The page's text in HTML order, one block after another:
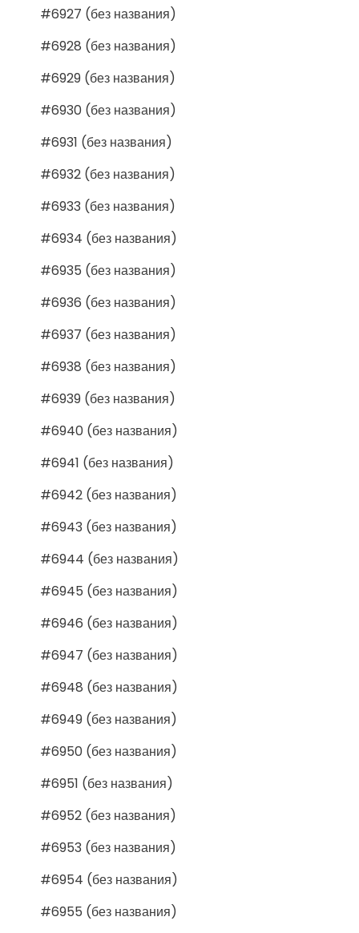
#6927 (без названия)
#6928 (без названия)
#6929 (без названия)
#6930 (без названия)
#6931 (без названия)
#6932 (без названия)
#6933 (без названия)
#6934 (без названия)
#6935 (без названия)
#6936 (без названия)
#6937 (без названия)
#6938 (без названия)
#6939 (без названия)
#6940 (без названия)
#6941 (без названия)
#6942 (без названия)
#6943 (без названия)
#6944 (без названия)
#6945 (без названия)
#6946 (без названия)
#6947 (без названия)
#6948 (без названия)
#6949 (без названия)
#6950 (без названия)
#6951 (без названия)
#6952 (без названия)
#6953 (без названия)
#6954 (без названия)
#6955 (без названия)